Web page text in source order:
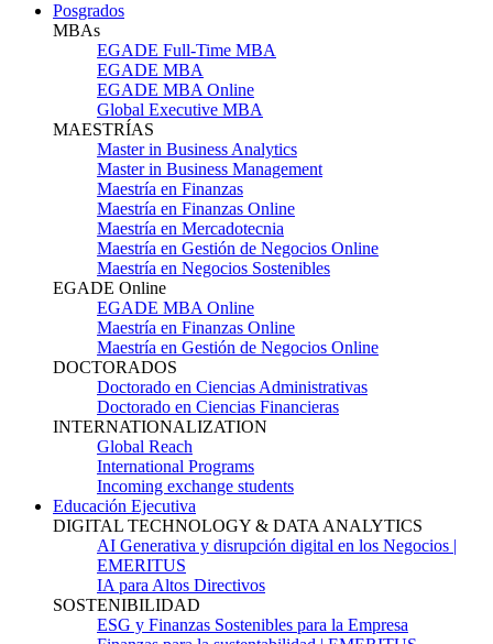
Posgrados
MBAs
EGADE Full-Time MBA
EGADE MBA
EGADE MBA Online
Global Executive MBA
MAESTRÍAS
Master in Business Analytics
Master in Business Management
Maestría en Finanzas
Maestría en Finanzas Online
Maestría en Mercadotecnia
Maestría en Gestión de Negocios Online
Maestría en Negocios Sostenibles
EGADE Online
EGADE MBA Online
Maestría en Finanzas Online
Maestría en Gestión de Negocios Online
DOCTORADOS
Doctorado en Ciencias Administrativas
Doctorado en Ciencias Financieras
INTERNATIONALIZATION
Global Reach
International Programs
Incoming exchange students
Educación Ejecutiva
DIGITAL TECHNOLOGY & DATA ANALYTICS
AI Generativa y disrupción digital en los Negocios |
EMERITUS
IA para Altos Directivos
SOSTENIBILIDAD
ESG y Finanzas Sostenibles para la Empresa